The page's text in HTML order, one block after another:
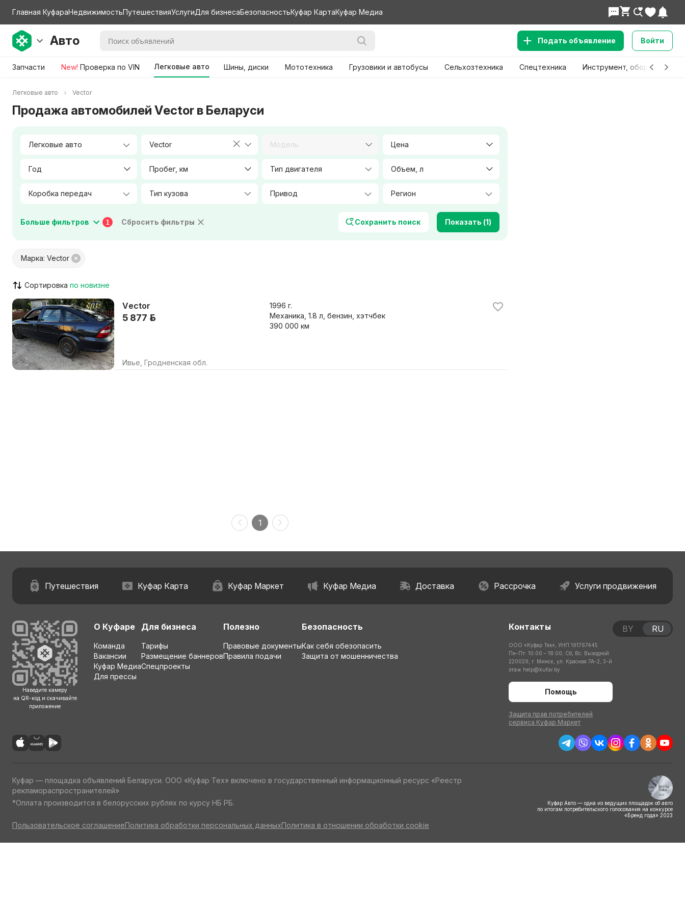
Главная КуфараНедвижимостьПутешествияУслугиДля бизнесаБезопасностьКуфар КартаКуфар Медиа
Авто Подать объявление Войти
Запчасти New! Проверка по VIN Легковые авто Шины, диски Мототехника Грузовики и автобусы Сельхозтехника Спецтехника Инструмент, оборудование
Легковые авто Vector
Продажа автомобилей Vector в Беларуси
Vector Модель Цена
Год Пробег, км Тип двигателя Объем, л
Тип кузова
Мощность двигателя, л.с.
VIN указан Кондиционер / климат-контроль
Обогрев сидений
ABS / ESP / ASR
Парктроник / камера
Круиз-контроль
Только с видео
Больше фильтров 1 Сбросить фильтры Сохранить поиск Показать (1)
Марка: Vector
Сортировка
Vector
5 877 р.
Ивье, Гродненская обл.
1996 г.
Механика, 1.8 л, бензин, хэтчбек
390 000 км
1
Путешествия Куфар Карта Куфар Маркет Куфар Медиа Доставка Рассрочка Услуги продвижения
Наведите камеру
на QR-код и скачивайте
приложение
О Куфаре
Команда
Вакансии
Куфар Медиа
Для прессы
Для бизнеса
Тарифы
Размещение баннеров
Спецпроекты
Полезно
Правовые документы
Правила подачи
Безопасность
Как себя обезопасить
Защита от мошенничества
Контакты
ООО «Куфар Тех», УНП 191767445
Пн-Пт: 10:00 – 18:00; Сб, Вс: Выходной
220029, г. Минск, ул. Красная 7А-2, 3-й
этаж help@kufar.by
Помощь
Защита прав потребителей
сервиса Куфар Маркет
BY RU
Куфар — площадка объявлений Беларуси. ООО «Куфар Тех» включено в государственный информационный ресурс «Реестр
рекламораспространителей»
*Оплата производится в белорусских рублях по курсу НБ РБ.
Пользовательское соглашениеПолитика обработки персональных данныхПолитика в отношении обработки cookie
Куфар Авто — одна из ведущих площадок об авто
по итогам потребительского голосования на конкурсе
«Бренд года» 2023